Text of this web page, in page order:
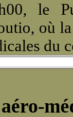
le
où
du